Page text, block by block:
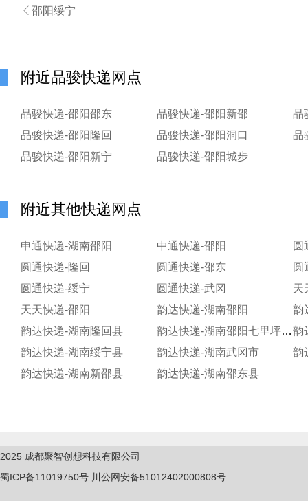
 邵阳绥宁
附近品骏快递网点
品骏快递-邵阳邵东 品骏快递-邵阳新邵
品
品骏快递-邵阳隆回
品骏快递-邵阳洞口
品
品骏快递-邵阳新宁
品骏快递-邵阳城步
附近其他快递网点
申通快递-湖南邵阳 中通快递-邵阳
圆
圆通快递-隆回
圆通快递-邵东
圆
圆通快递-绥宁
圆通快递-武冈
天
天天快递-邵阳
韵达快递-湖南邵阳
韵
韵达快递-湖南隆回县
韵达快递-湖南邵阳七里坪校区韵
韵达快递-湖南绥宁县
韵达快递-湖南武冈市
韵
韵达快递-湖南新邵县
韵达快递-湖南邵东县
2025 成都聚智创想科技有限公司
蜀ICP备11019750号 川公网安备51012402000808号